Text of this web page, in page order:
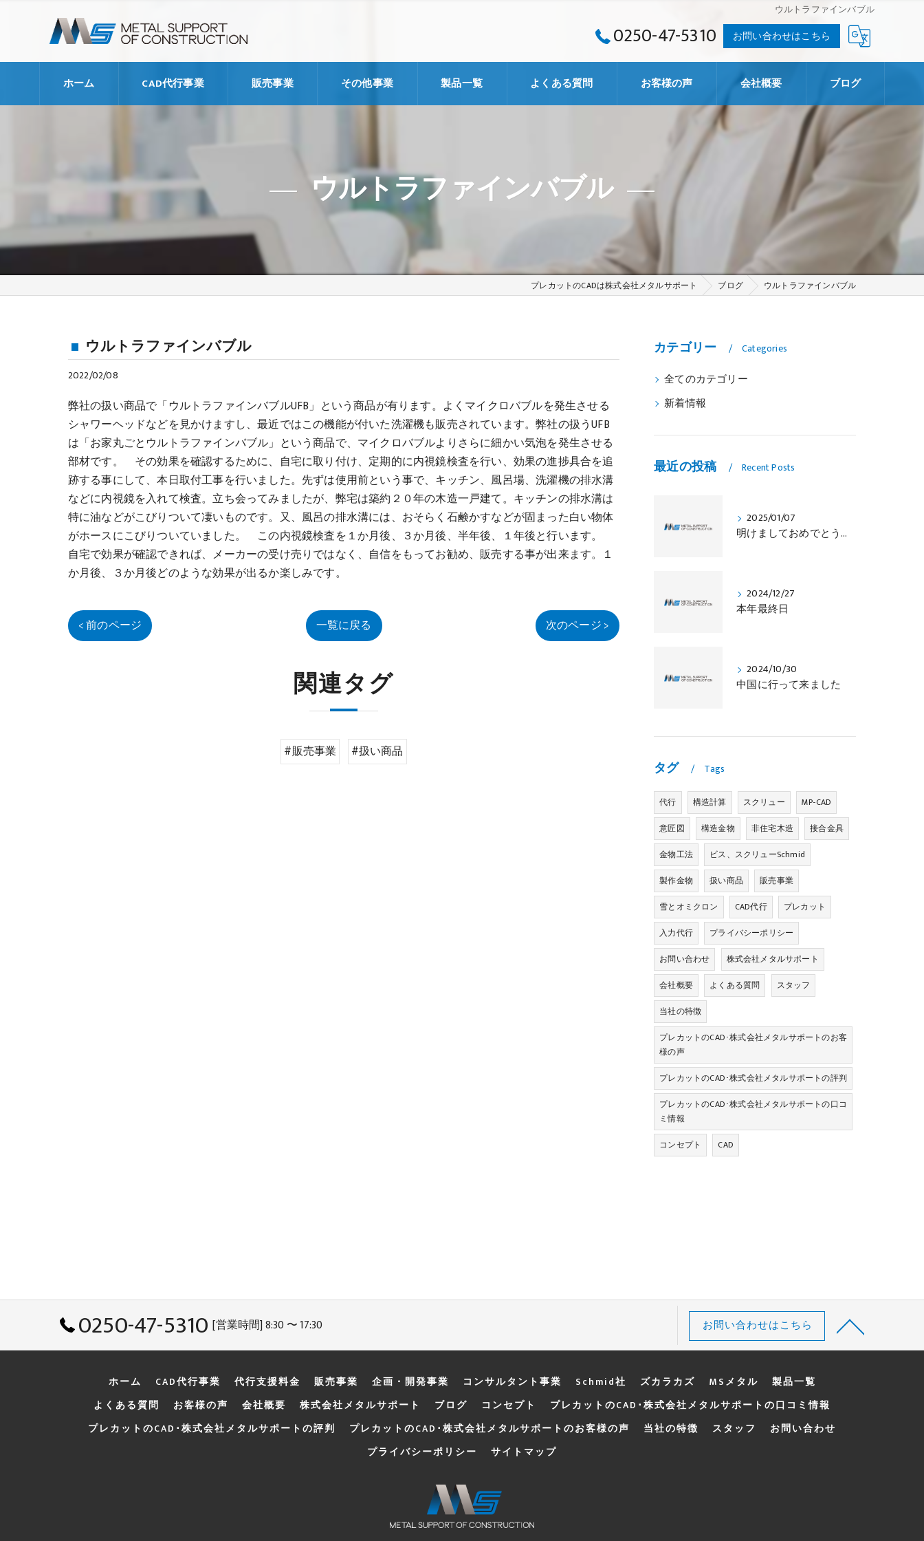
ウルトラファインバブル
0250-47-5310 お問い合わせはこちら
ホーム CAD代行事業 販売事業 その他事業
コンサルタント事業
Schmid社
製品一覧 よくある質問 お客様の声 会社概要 ブログ
ウルトラファインバブル
プレカットのCADは株式会社メタルサポート ブログ ウルトラファインバブル
ウルトラファインバブル
2022/02/08
弊社の扱い商品で「ウルトラファインバブルUFB」という商品が有ります。よくマイクロバブルを発生させる
シャワーヘッドなどを見かけますし、最近ではこの機能が付いた洗濯機も販売されています。弊社の扱うUFB
は「お家丸ごとウルトラファインバブル」という商品で、マイクロバブルよりさらに細かい気泡を発生させる
部材です。 その効果を確認するために、自宅に取り付け、定期的に内視鏡検査を行い、効果の進捗具合を追
跡する事にして、本日取付工事を行いました。先ずは使用前という事で、キッチン、風呂場、洗濯機の排水溝
などに内視鏡を入れて検査。立ち会ってみましたが、弊宅は築約２０年の木造一戸建て。キッチンの排水溝は
特に油などがこびりついて凄いものです。又、風呂の排水溝には、おそらく石鹸かすなどが固まった白い物体
がホースにこびりついていました。 この内視鏡検査を１か月後、３か月後、半年後、１年後と行います。
自宅で効果が確認できれば、メーカーの受け売りではなく、自信をもってお勧め、販売する事が出来ます。１
か月後、３か月後どのような効果が出るか楽しみです。
< 前のページ 一覧に戻る 次のページ >
関連タグ
#販売事業 #扱い商品
カテゴリー Categories
全てのカテゴリー
新着情報
最近の投稿 Recent Posts
2025/01/07
明けましておめでとうございます
2024/12/27
本年最終日
2024/10/30
中国に行って来ました
タグ Tags
代行 構造計算 スクリュー
MP-CAD
意匠図
構造金物 非住宅木造
接合金具
金物工法
ビス、スクリューSchmid
製作金物
扱い商品
販売事業
雪とオミクロン
CAD代行
プレカット
入力代行
プライバシーポリシー
お問い合わせ
株式会社メタルサポート
会社概要
よくある質問
スタッフ
当社の特徴
プレカットのCAD･株式会社メタルサポートのお客
様の声
プレカットのCAD･株式会社メタルサポートの評判
プレカットのCAD･株式会社メタルサポートの口コ
ミ情報
コンセプト
CAD
0250-47-5310 [営業時間] 8:30 〜 17:30 お問い合わせはこちら
ホーム CAD代行事業 代行支援料金 販売事業 企画・開発事業 コンサルタント事業 Schmid社 ズカラカズ MSメタル
製品一覧
よくある質問
お客様の声 会社概要 株式会社メタルサポート ブログ コンセプト
プレカットのCAD･株式会社メタルサポートの口コミ情報
プレカットのCAD･株式会社メタルサポートの評判
プレカットのCAD･株式会社メタルサポートのお客様の声 当社の特徴 スタッフ
お問い合わせ
プライバシーポリシー
サイトマップ